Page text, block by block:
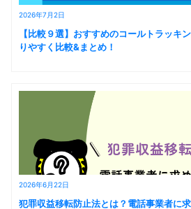
2026年7月2日
【比較９選】おすすめのコールトラッキ
りやすく比較&まとめ！
2026年6月22日
犯罪収益移転防止法とは？電話事業者に